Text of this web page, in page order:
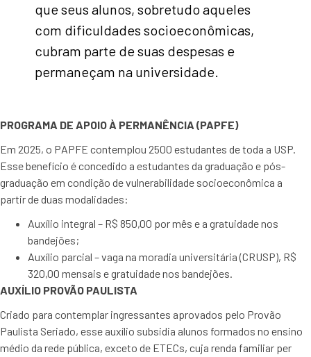
que seus alunos, sobretudo aqueles
com dificuldades socioeconômicas,
cubram parte de suas despesas e
permaneçam na universidade.
PROGRAMA DE APOIO À PERMANÊNCIA (PAPFE)
Em 2025, o PAPFE contemplou 2500 estudantes de toda a USP.
Esse benefício é concedido a estudantes da graduação e pós-
graduação em condição de vulnerabilidade socioeconômica a
partir de duas modalidades:
Auxílio integral – R$ 850,00 por mês e a gratuidade nos
bandejões;
Auxílio parcial – vaga na moradia universitária (CRUSP), R$
320,00 mensais e gratuidade nos bandejões.
AUXÍLIO PROVÃO PAULISTA
Criado para contemplar ingressantes aprovados pelo Provão
Paulista Seriado, esse auxílio subsidia alunos formados no ensino
médio da rede pública, exceto de ETECs, cuja renda familiar per